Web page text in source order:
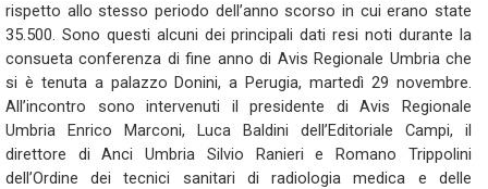
rispetto allo stesso periodo dell’anno scorso in cui erano state
35.500. Sono questi alcuni dei principali dati resi noti durante la
consueta conferenza di fine anno di Avis Regionale Umbria che
si è tenuta a palazzo Donini, a Perugia, martedì 29 novembre.
All’incontro sono intervenuti il presidente di Avis Regionale
Umbria Enrico Marconi, Luca Baldini dell’Editoriale Campi, il
direttore di Anci Umbria Silvio Ranieri e Romano Trippolini
dell’Ordine dei tecnici sanitari di radiologia medica e delle